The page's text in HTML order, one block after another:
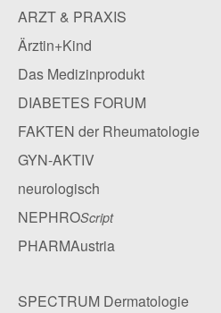
ARZT & PRAXIS
Ärztin+Kind
Das Medizinprodukt
DIABETES FORUM
FAKTEN der Rheumatologie
GYN-AKTIV
neurologisch
NEPHROScript
PHARMAustria
SPECTRUM Dermatologie